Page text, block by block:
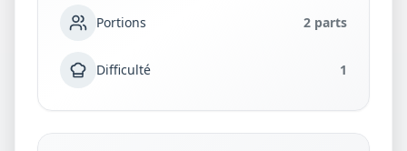
Portions 2 parts
Difficulté 1